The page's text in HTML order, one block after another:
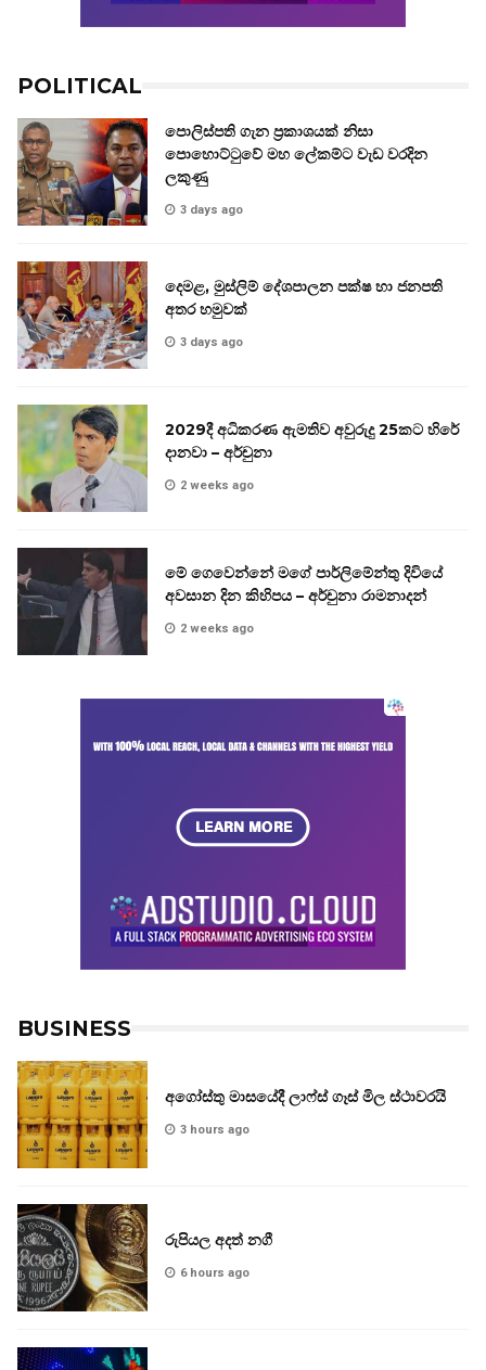
POLITICAL
පොලිස්පති ගැන ප්‍රකාශයක් නිසා
පොහොට්ටුවේ මහ ලේකම්ට වැඩ වරදින
ලකුණු
3 days ago
දෙමළ, මුස්ලිම් දේශපාලන පක්ෂ හා ජනපති
අතර හමුවක්
3 days ago
2029දී අධිකරණ ඇමතිව අවුරුදු 25කට හිරේ
දානවා – අර්චුනා
2 weeks ago
මේ ගෙවෙන්නේ මගේ පාර්ලිමේන්තු දිවියේ
අවසාන දින කිහිපය – අර්චුනා රාමනාදන්
2 weeks ago
BUSINESS
අගෝස්තු මාසයේදී ලාෆ්ස් ගෑස් මිල ස්ථාවරයි
3 hours ago
රුපියල අදත් නගී
6 hours ago